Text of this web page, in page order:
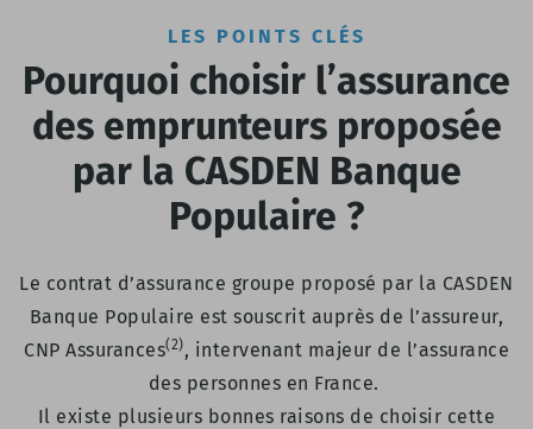
LES POINTS CLÉS
Pourquoi choisir l’assurance
des emprunteurs proposée
par la CASDEN Banque
Populaire ?
Le contrat d’assurance groupe proposé par la CASDEN
Banque Populaire est souscrit auprès de l’assureur,
CNP Assurances(2), intervenant majeur de l’assurance
des personnes en France.
Il existe plusieurs bonnes raisons de choisir cette